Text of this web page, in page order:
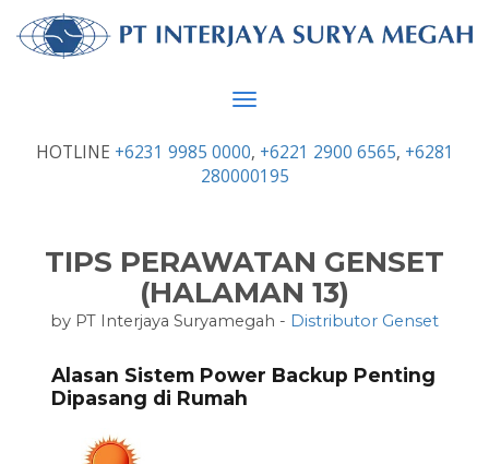
Toggle
HOTLINE +6231 9985 0000, +6221 2900 6565, +6281
280000195
TIPS PERAWATAN GENSET
(HALAMAN 13)
by PT Interjaya Suryamegah - Distributor Genset
Alasan Sistem Power Backup Penting
Dipasang di Rumah